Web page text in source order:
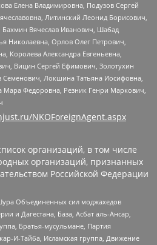
Елена Владимировна, Подузов Сергей
Литинский Леонид Борисович,
Вячеслав Иванович, Шабад
Николаевна, Орлов Олег Петрович,
Королева Александра Евгеньевна,
Вицин Сергей Ефимович, Золотухин
Семенович, Локшина Татьяна Иосифовна,
Мара Федоровна, Резник Генри Маркович,
NKOForeignAgent.aspx
организаций, в том числе
организаций, признанных
Российской Федерации
Объединенных сил моджахедов
и Дагестана, База, Асбат аль-Ансар,
Братья-мусульмане, Партия
И-Тайба, Исламская группа, Движение